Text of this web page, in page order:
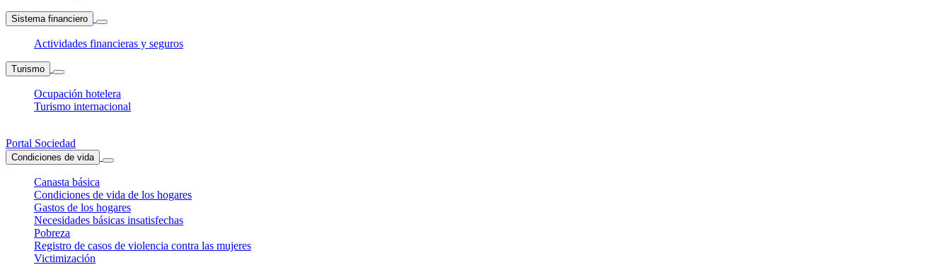
Sistema financiero
Actividades financieras y seguros
Turismo
Ocupación hotelera
Turismo internacional
Portal Sociedad
Condiciones de vida
Canasta básica
Condiciones de vida de los hogares
Gastos de los hogares
Necesidades básicas insatisfechas
Pobreza
Registro de casos de violencia contra las mujeres
Victimización